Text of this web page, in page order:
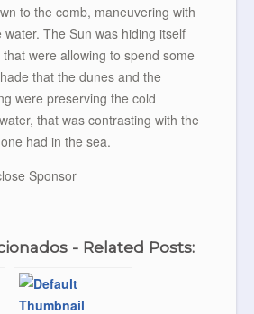
to the comb, maneuvering with
The Sun was hiding itself
were allowing to spend some
that the dunes and the
were preserving the cold
that was contrasting with the
had in the sea.
- Related Posts: